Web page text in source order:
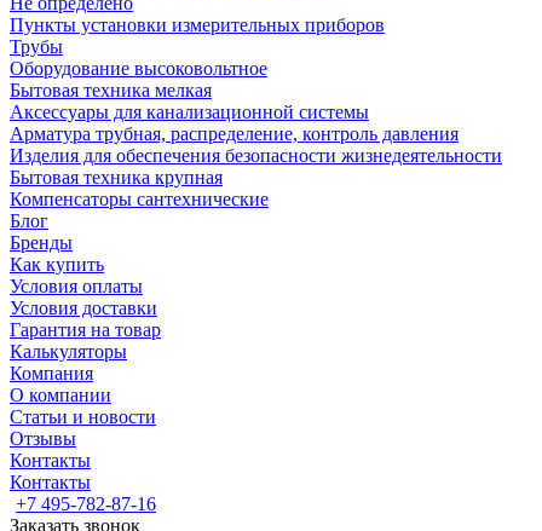
Пункты установки измерительных приборов
Трубы
Оборудование высоковольтное
Бытовая техника мелкая
Аксессуары для канализационной системы
Арматура трубная, распределение, контроль давления
Изделия для обеспечения безопасности жизнедеятельности
Бытовая техника крупная
Компенсаторы сантехнические
Блог
Бренды
Как купить
Условия оплаты
Условия доставки
Гарантия на товар
Калькуляторы
Компания
О компании
Статьи и новости
Отзывы
Контакты
Контакты
+7 495-782-87-16
Заказать звонок